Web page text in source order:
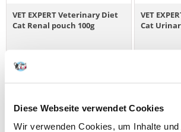
Diese Webseite verwendet Cookies
Wir verwenden Cookies, um Inhalte
VET EXPERT Veterinary Diet
Cat Renal pouch 100g
€2.01
VET
Cat
IN